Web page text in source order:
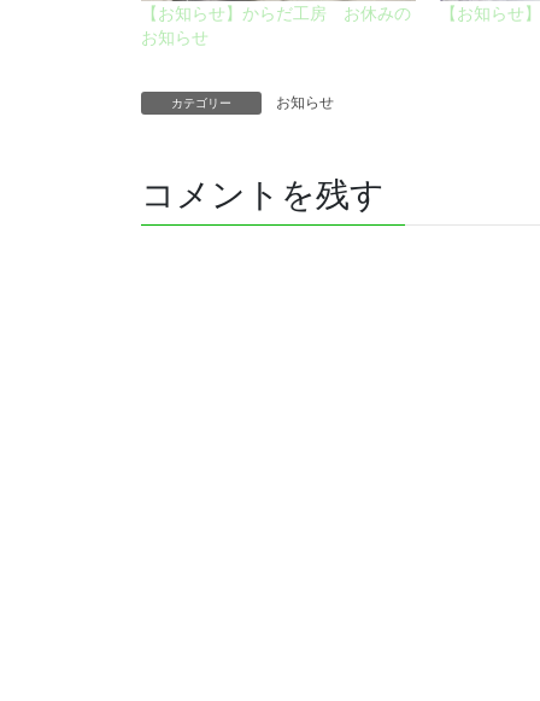
【お知らせ】からだ工房 お休みの
お知らせ
【お知らせ
カテゴリー お知らせ
コメントを残す